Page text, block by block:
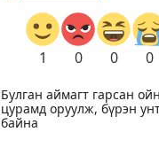
1 0 0 0
Булган аймагт гарсан
цурамд оруулж, бүрэн
байна